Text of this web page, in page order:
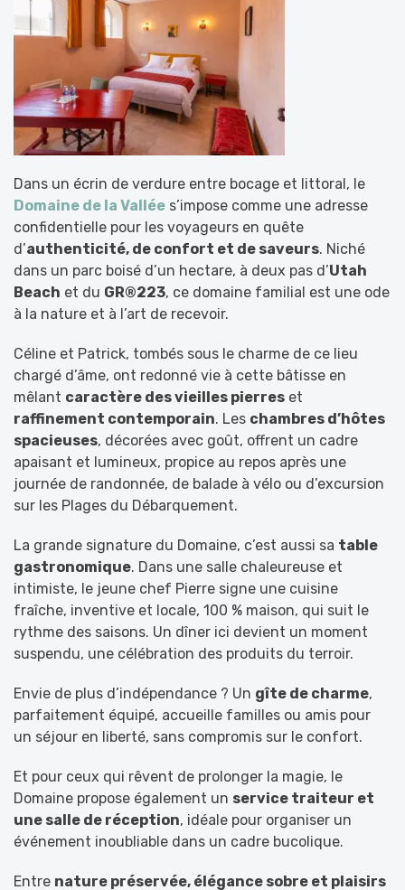
Dans un écrin de verdure entre bocage et littoral, le
Domaine de la Vallée s’impose comme une adresse
confidentielle pour les voyageurs en quête
d’authenticité, de confort et de saveurs. Niché
dans un parc boisé d’un hectare, à deux pas d’Utah
Beach et du GR®223, ce domaine familial est une ode
à la nature et à l’art de recevoir.
Céline et Patrick, tombés sous le charme de ce lieu
chargé d’âme, ont redonné vie à cette bâtisse en
mêlant caractère des vieilles pierres et
raffinement contemporain. Les chambres d’hôtes
spacieuses, décorées avec goût, offrent un cadre
apaisant et lumineux, propice au repos après une
journée de randonnée, de balade à vélo ou d’excursion
sur les Plages du Débarquement.
La grande signature du Domaine, c’est aussi sa table
gastronomique. Dans une salle chaleureuse et
intimiste, le jeune chef Pierre signe une cuisine
fraîche, inventive et locale, 100 % maison, qui suit le
rythme des saisons. Un dîner ici devient un moment
suspendu, une célébration des produits du terroir.
Envie de plus d’indépendance ? Un gîte de charme,
parfaitement équipé, accueille familles ou amis pour
un séjour en liberté, sans compromis sur le confort.
Et pour ceux qui rêvent de prolonger la magie, le
Domaine propose également un service traiteur et
une salle de réception, idéale pour organiser un
événement inoubliable dans un cadre bucolique.
Entre nature préservée, élégance sobre et plaisirs